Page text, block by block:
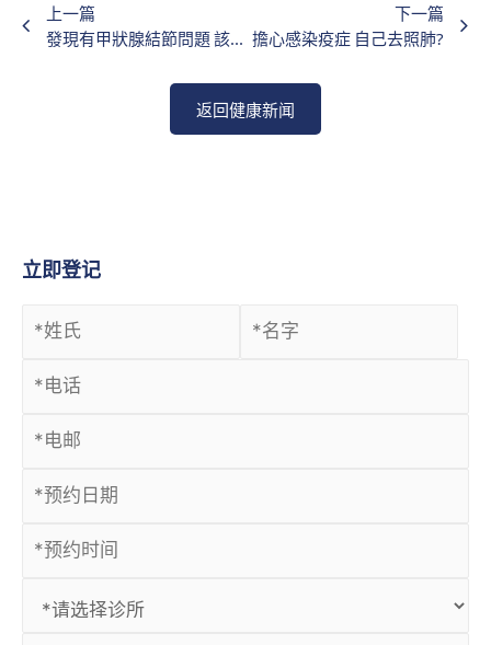
上一篇
發現有甲狀腺結節問題 該如何處理 ?
下一篇
擔心感染疫症 自己去照肺?
返回健康新闻
立即登记